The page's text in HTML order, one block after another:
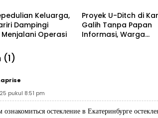
Keluarga,
Dampingi
Operasi
Proyek U-Ditch di
Galih Tanpa Papan
Informasi, Warga
(1)
pukul 8:51 pm
ознакомиться остекление в Екатеринбурге